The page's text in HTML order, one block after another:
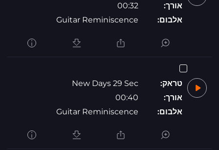
אורך:
00:32
אלבום:
Guitar Reminiscence
טראק:
New Days 29 Sec
אורך:
00:40
אלבום:
Guitar Reminiscence